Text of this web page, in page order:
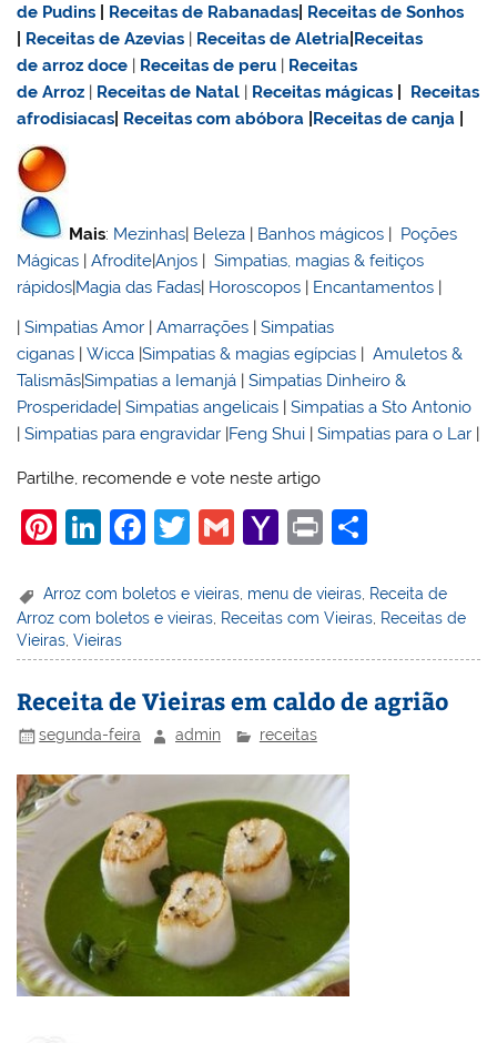
de Pudins
Receitas de Rabanadas Receitas de Sonhos
Receitas de Azevias | Receitas de Aletria Receitas
dearroz doce | Receitas de peru | Receitas
de Arroz | Receitas de Natal | Receitas mágicas
Receitas
afrodisiacas Receitas com abóbora Receitas de canja
Mais: Mezinhas| Beleza | Banhos mágicos | Poções
Mágicas |Afrodite|Anjos |Simpatias, magias & feitiços
rápidos|Magia das Fadas| Horoscopos | Encantamentos |
|Simpatias Amor |Amarrações |Simpatias
ciganas |Wicca |Simpatias & magias egípcias |Amuletos &
Talismãs|Simpatias a Iemanjá |Simpatias Dinheiro &
Prosperidade|Simpatias angelicais |Simpatias a Sto Antonio
|Simpatias para engravidar |Feng Shui |Simpatias para o Lar |
Partilhe, recomende e vote neste artigo
Pi
er
e
st
Li
k
e
dI
n
F
c
e
b
o
o
k
T
itt
er
G
ai
l
Y
h
o
o
M
ai
l
Pr
t
ar
e
Arroz com boletos e vieiras, menu de vieiras, Receita de
Arroz com boletos e vieiras Receitas com Vieiras Receitas de
Vieiras ,Vieiras
Receita de Vieiras em caldo de agrião
segunda-feira admin receitas